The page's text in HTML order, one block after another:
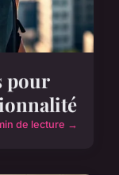
pour
de lecture →